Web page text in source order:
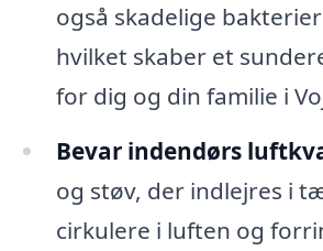
også skadelige
hvilket skaber et
for dig og din familie i
Bevar indendørs
og støv, der indlejres i
cirkulere i luften og